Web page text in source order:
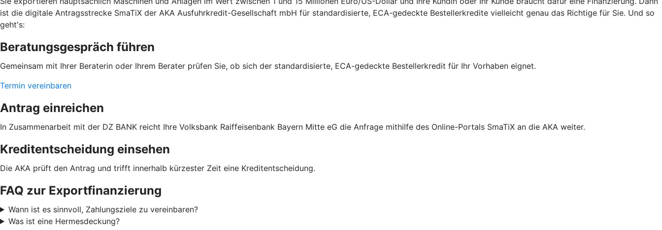
ist die digitale Antragsstrecke SmaTiX der AKA Ausfuhrkredit-Gesellschaft mbH für standardisierte, ECA-gedeckte Bestellerkredite vielleicht genau das Richtige für Sie. Und so
geht's:
Beratungsgespräch führen
Gemeinsam mit Ihrer Beraterin oder Ihrem Berater prüfen Sie, ob sich der standardisierte, ECA-gedeckte Bestellerkredit für Ihr Vorhaben eignet.
Termin vereinbaren
Antrag einreichen
In Zusammenarbeit mit der DZ BANK reicht Ihre Volksbank Raiffeisenbank Bayern Mitte eG die Anfrage mithilfe des Online-Portals SmaTiX an die AKA weiter.
Kreditentscheidung einsehen
Die AKA prüft den Antrag und trifft innerhalb kürzester Zeit eine Kreditentscheidung.
FAQ zur Exportfinanzierung
Wann ist es sinnvoll, Zahlungsziele zu vereinbaren?
Was ist eine Hermesdeckung?